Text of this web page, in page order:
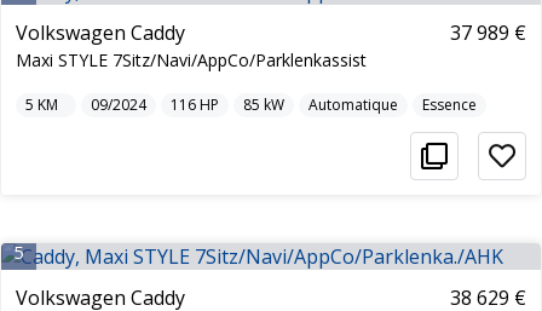
Volkswagen Caddy
Maxi STYLE 7Sitz/Navi/AppCo/Parklenkassist
37 989 €
5 KM 09/2024 116HP 85 kW Automatique Essence
5
Volkswagen Caddy 38 629 €